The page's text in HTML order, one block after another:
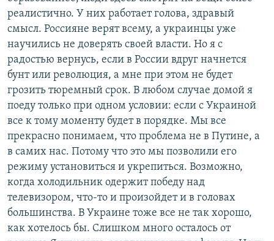
реалистично. У них работает голова, здравый
смысл. Россияне верят всему, а украинцы уже
научились не доверять своей власти. Но я с
радостью вернусь, если в России вдруг начнется
бунт или революция, а мне при этом не будет
грозить тюремный срок. В любом случае домой я
поеду только при одном условии: если с Украиной
все к тому моменту будет в порядке. Мы все
прекрасно понимаем, что проблема не в Путине, а
в самих нас. Потому что это мы позволили его
режиму установиться и укрепиться. Возможно,
когда холодильник одержит победу над
телевизором, что-то и произойдет и в головах
большинства. В Украине тоже все не так хорошо,
как хотелось бы. Слишком много осталось от